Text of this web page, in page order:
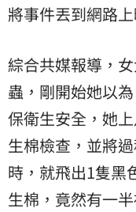
將事件丟到網路
綜合共媒報導，
蟲，剛開始她以
保衛生安全，她
生棉檢查，並將
時，就飛出1隻黑
生棉，竟然有一